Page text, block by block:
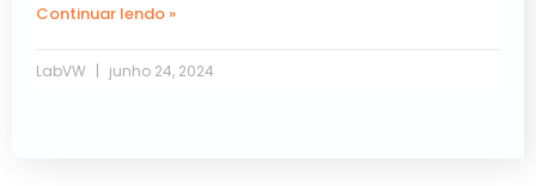
Continuar lendo »
LabVW junho 24, 2024